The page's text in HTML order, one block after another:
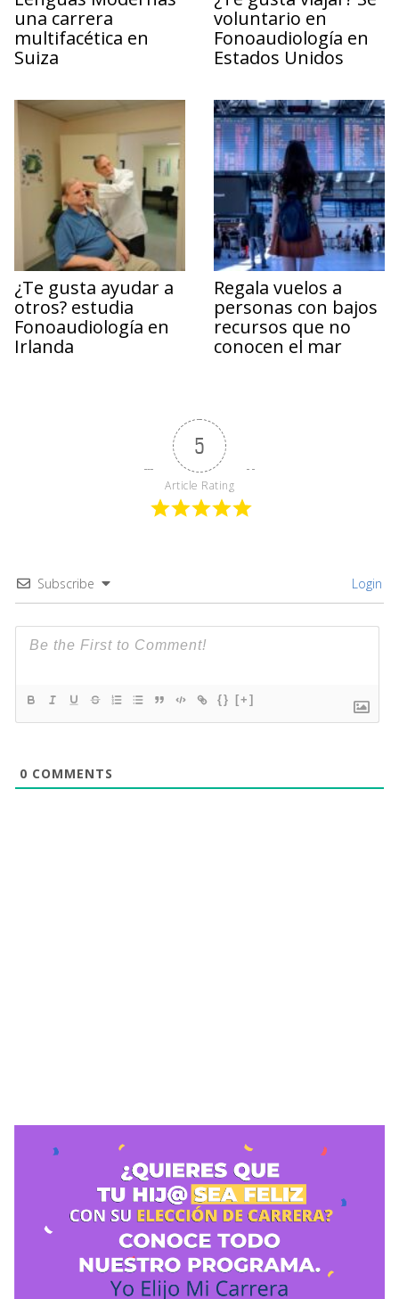
una carrera
multifacética en
Suiza
voluntario en
Fonoaudiología en
Estados Unidos
¿Te gusta ayudar a
otros? estudia
Fonoaudiología en
Irlanda
Regala vuelos a
personas con bajos
recursos que no
conocen el mar
5
Article Rating
Subscribe Login
{} [+]
0 COMMENTS